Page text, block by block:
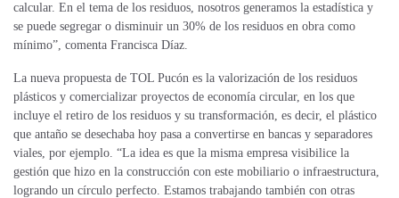
calcular. En el tema de los residuos, nosotros generamos la estadística y
se puede segregar o disminuir un 30% de los residuos en obra como
mínimo”, comenta Francisca Díaz.
La nueva propuesta de TOL Pucón es la valorización de los residuos
plásticos y comercializar proyectos de economía circular, en los que
incluye el retiro de los residuos y su transformación, es decir, el plástico
que antaño se desechaba hoy pasa a convertirse en bancas y separadores
viales, por ejemplo. “La idea es que la misma empresa visibilice la
gestión que hizo en la construcción con este mobiliario o infraestructura,
logrando un círculo perfecto. Estamos trabajando también con otras